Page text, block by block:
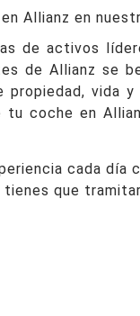
Allianz en
de activos
de Allianz se
vida
coche en
cada
que